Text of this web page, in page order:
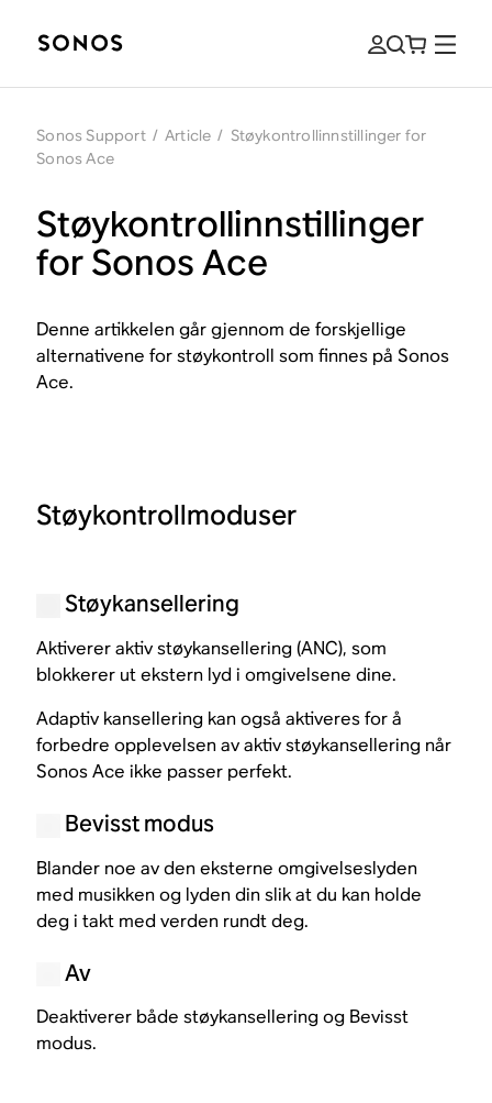
Sonos Support / Article / Støykontrollinnstillinger for
Sonos Ace
Støykontrollinnstillinger
for Sonos Ace
Denne artikkelen går gjennom de forskjellige
alternativene for støykontroll som finnes på Sonos
Ace.
Støykontrollmoduser
Støykansellering
Aktiverer aktiv støykansellering (ANC), som
blokkerer ut ekstern lyd i omgivelsene dine.
Adaptiv kansellering kan også aktiveres for å
forbedre opplevelsen av aktiv støykansellering når
Sonos Ace ikke passer perfekt.
Bevisst modus
Blander noe av den eksterne omgivelseslyden
med musikken og lyden din slik at du kan holde
deg i takt med verden rundt deg.
Av
Deaktiverer både støykansellering og Bevisst
modus.